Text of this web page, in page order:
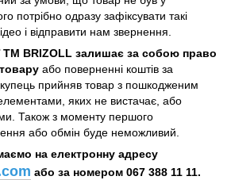
потрібно одразу зафіксувати такі
і відправити нам звернення.
ТМ BRIZOLL залишає за собою право
або поверненні коштів за
прийняв товар з пошкодженим
яких не вистачає, або
Також з моменту першого
або обмін буде неможливий.
на електронну адресу
або за номером 067 388 11 11.